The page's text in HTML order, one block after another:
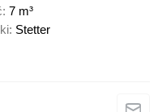
7 m³
Stetter